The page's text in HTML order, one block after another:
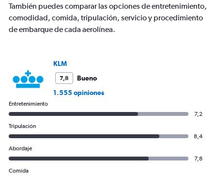
También puedes comparar las opciones de entretenimiento,
comodidad, comida, tripulación, servicio y procedimiento
de embarque de cada aerolínea.
KLM
7,8
Bueno
1.555 opiniones
Entretenimiento
7,2
Tripulación
8,4
Abordaje
7,8
Comida